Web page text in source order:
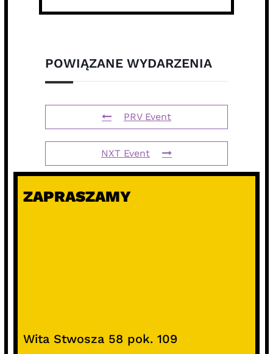
POWIĄZANE WYDARZENIA
PRV Event
NXT Event
ZAPRASZAMY
Wita Stwosza 58 pok. 109